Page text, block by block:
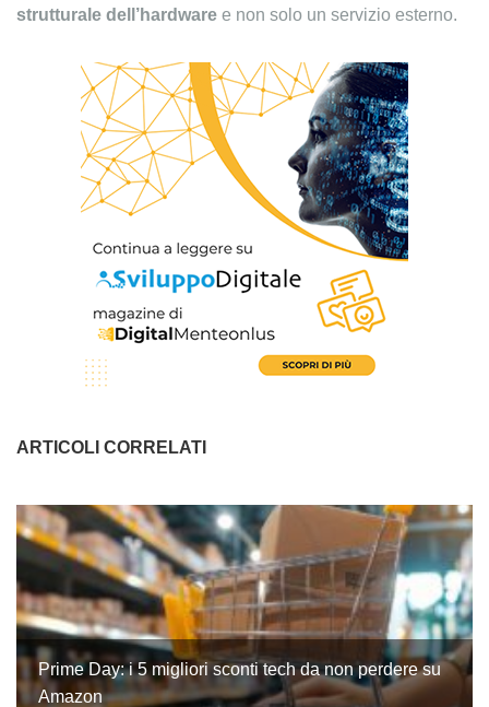
strutturale dell’hardware e non solo un servizio esterno.
ARTICOLI CORRELATI
Prime Day: i 5 migliori sconti tech da non perdere su
Amazon